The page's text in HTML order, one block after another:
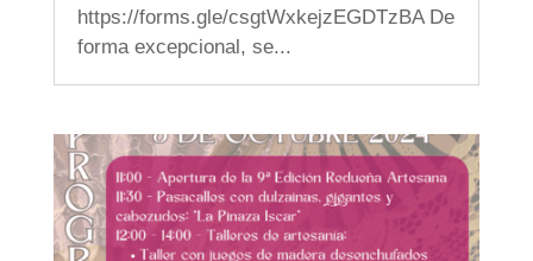
https://forms.gle/csgtWxkejzEGDTzBA De
forma excepcional, se...